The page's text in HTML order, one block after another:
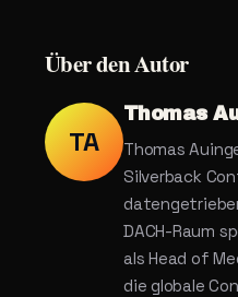
ÜberdenAutor
TA
Thomas
Thomas
Silverback
DACH-Raum
als Head of
die globale